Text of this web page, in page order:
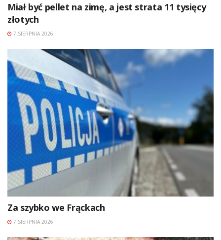
Miał być pellet na zimę, a jest strata 11 tysięcy
złotych
7 SIERPNIA 2026
Za szybko we Frąckach
7 SIERPNIA 2026